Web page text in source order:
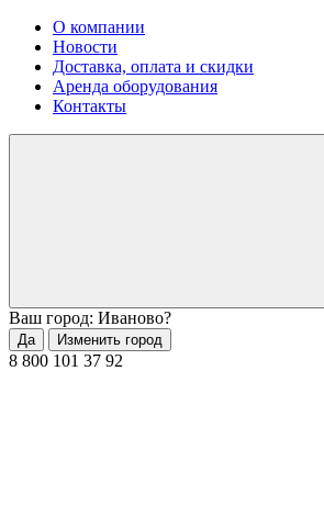
О компании
Новости
Доставка, оплата и скидки
Аренда оборудования
Контакты
Ваш город: Иваново?
Да Изменить город
8 800 101 37 92